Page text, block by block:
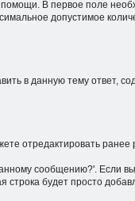
В первое поле
допустимое
в данную тему ответ,
отредактировать
сообщению?'. Если
строка будет просто